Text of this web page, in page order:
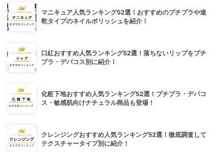
マニキュア人気ランキング52選！おすすめのプチプラや速
乾タイプのネイルポリッシュを紹介！
口紅おすすめ人気ランキング52選！落ちないリップをプチ
プラ・デパコス別に紹介！
化粧下地おすすめ人気ランキング52選！プチプラ・デパコ
ス・敏感肌向けナチュラル商品も登場！
クレンジングおすすめ人気ランキング52選！徹底調査して
テクスチャータイプ別に紹介！